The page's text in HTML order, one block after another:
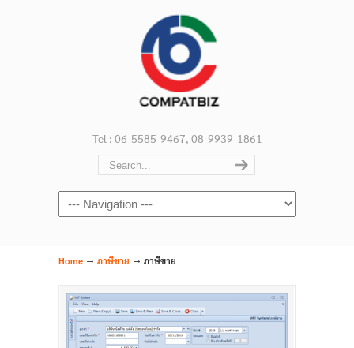
Tel : 06-5585-9467, 08-9939-1861
Navigation
Home → ภาษีขาย → ภาษีขาย